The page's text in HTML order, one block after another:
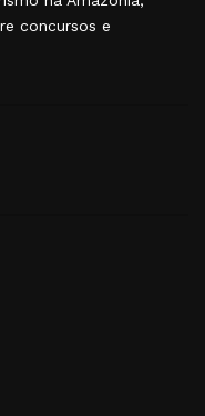
concursos e